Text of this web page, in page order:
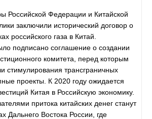
Российской Федерации и Китайской
заключили исторический договор о
российского газа в Китай.
подписано соглашение о создании
комитета, перед которым
стимулирования трансграничных
проекты. К 2020 году ожидается
Китая в Российскую экономику.
притока китайских денег станут
Дальнего Востока России, где